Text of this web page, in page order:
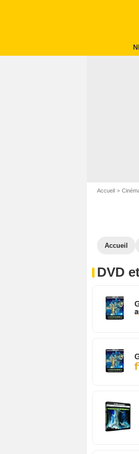
Accueil
Accueil
DVD